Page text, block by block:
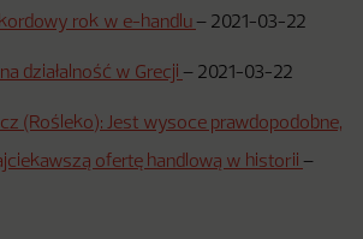
rok w e-handlu – 2021-03-22
działalność w Grecji – 2021-03-22
(Rośleko): Jest wysoce prawdopodobne,
ofertę handlową w historii –